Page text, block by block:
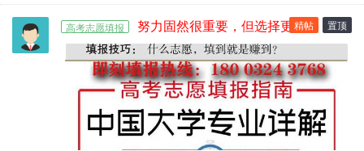
高考志愿填报 努力固然很重要，但选择更重要！
精帖 置顶